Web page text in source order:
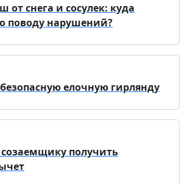
от снега и сосулек: куда
поводу нарушений?
елочную гирлянду
получить